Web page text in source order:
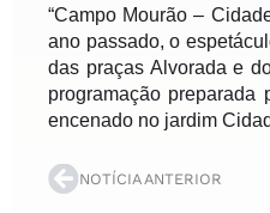
“Campo Mourão –
ano passado, o
das praças Alvorada e
programação preparada
encenado no jardim
NOTÍCIA ANTERIOR